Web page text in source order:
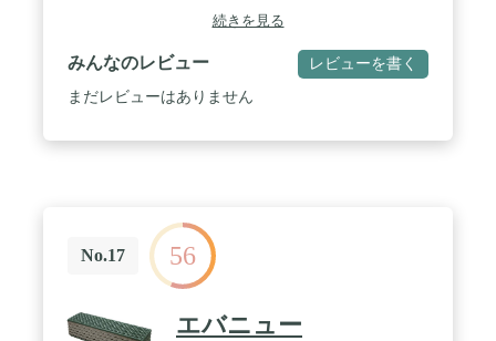
比べると断熱性が35%向上しました。不快な地面か
らの熱気・冷気や湿気をシャットアウトします。ア
ルミ面を上にすると体の熱を反射して暖かくなりま
す。アルミ面を下にすると保温効果を無くし涼しく
快適に。裏表を使い分ける事でオールシーズン快適
く長くご使用頂けます。 / ✅【 軽くて持ち運びが楽
】重量はわずか480gの軽量モデル。 リュックやザッ
クに外付けする事も可能で荷物の負担も少なく済み
ます。 収納袋には便利なショルダーがついておりど
こでも気軽に持ち運びができます。✅【 幅広いシー
ンで使える 】主な用途はキャンプ・バーベキュー・
続きを見る
みんなのレビュー レビューを書く
まだレビューはありません
No.17 56
エバニュー